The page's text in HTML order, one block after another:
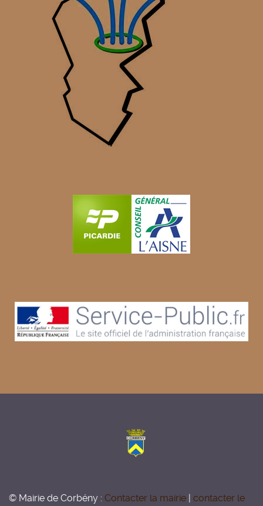
© Mairie de Corbény : Contacter la mairie | contacter le